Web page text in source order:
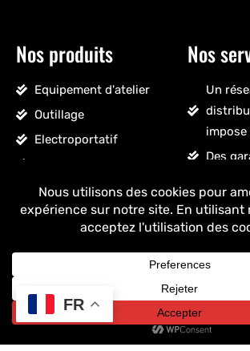
Nos produits
Equipement d'atelier
Outillage
Electroportatif
Accessoires véhicules
Nettoyage, droguerie
Nos
Un
impose
Des
Un
Un
+ de 25
Copyright © 2025 Drakkar - Tous
FR